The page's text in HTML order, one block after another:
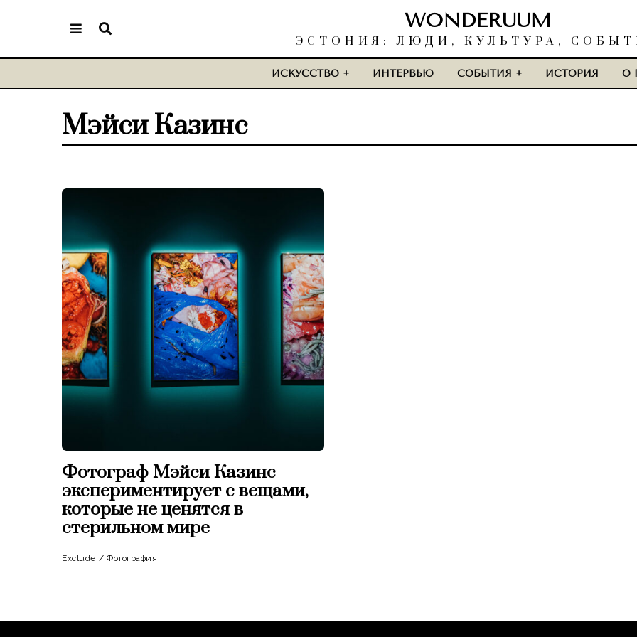
WONDERUUM
ЭСТОНИЯ: ЛЮДИ, КУЛЬТУРА,
ИСКУССТВО ИНТЕРВЬЮ СОБЫТИЯ ИСТОРИЯ О
Мэйси Казинс
Фотограф Мэйси Казинс
экспериментирует с вещами,
которые не ценятся в
стерильном мире
Exclude / Фотография